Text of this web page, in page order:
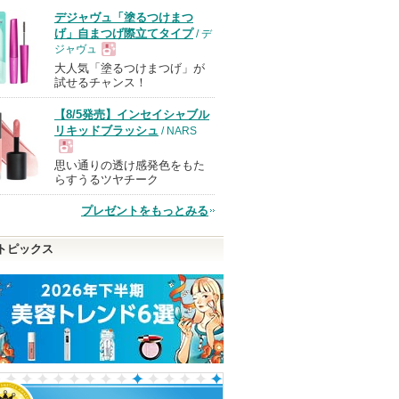
デジャヴュ「塗るつけまつ
げ」自まつげ際立てタイプ/ デ
ジャヴュ
現
品
大人気「塗るつけまつげ」が
試せるチャンス！
【8/5発売】インセイシャブル
リキッドブラッシュ / NARS
現
思い通りの透け感発色をもた
らすうるツヤチーク
プレゼントをもっとみる
ピックス